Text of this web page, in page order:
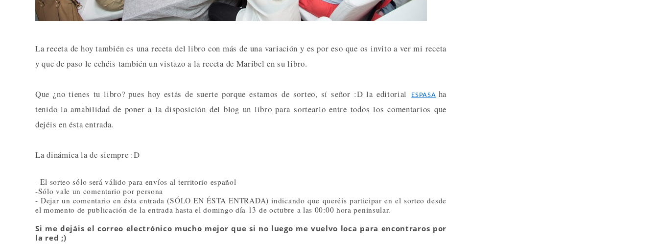
La receta de hoy también es una receta del libro con más de una variación y es por eso que os invito a ver mi receta
y que de paso le echéis también un vistazo a la receta de Maribel en su libro.
Que ¿no tienes tu libro? pues hoy estás de suerte porque estamos de sorteo, sí señor :D la editorial ESPASA ha
tenido la amabilidad de poner a la disposición del blog un libro para sortearlo entre todos los comentarios que
dejéis en ésta entrada.
La dinámica la de siempre :D
- El sorteo sólo será válido para envíos al territorio español
-Sólo vale un comentario por persona
- Dejar un comentario en ésta entrada (SÓLO EN ÉSTA ENTRADA) indicando que queréis participar en el sorteo desde
el momento de publicación de la entrada hasta el domingo día 13 de octubre a las 00:00 hora peninsular.
Si me dejáis el correo electrónico mucho mejor que si no luego me vuelvo loca para encontraros por
la red ;)